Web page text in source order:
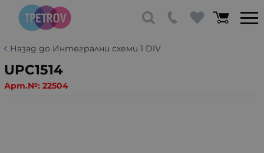
Назад до Интегрални схеми 1 DIV
UPC1514
Арт.№: 22504